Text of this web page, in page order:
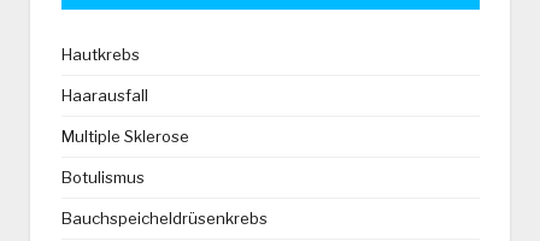
Hautkrebs
Haarausfall
Multiple Sklerose
Botulismus
Bauchspeicheldrüsenkrebs